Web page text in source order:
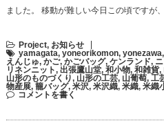
ました。 移動が難しい今日この頃ですが
Project, お知らせ
yamagata, yoneorikomon, yonezawa,
えんじゅ, かご, かごバッグ, ケンランド,
リネンニット, 出張鷹山堂, 和小物, 和雑貨,
山形のものづくり, 山形の工芸, 山葡萄, 工
物産展, 籠バッグ, 米沢, 米沢織, 米織, 米織
コメントを書く